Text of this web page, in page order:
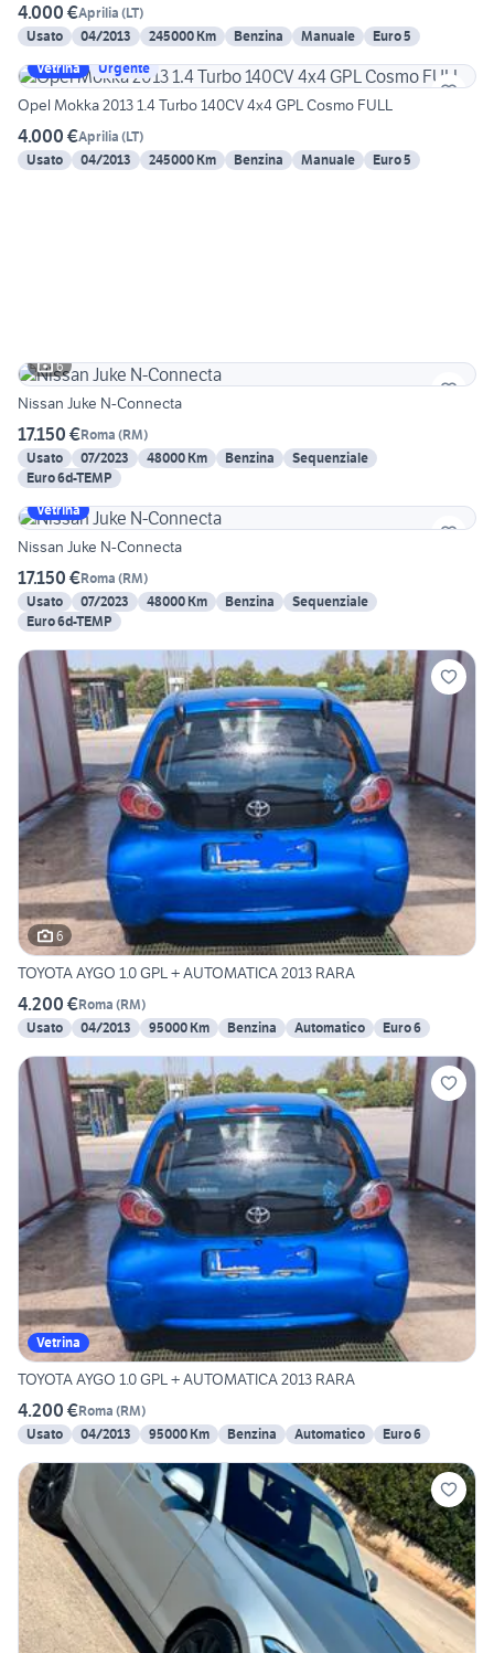
4.000 €Aprilia (LT)
Usato
04/2013 245000 Km Benzina Manuale
Euro 5
Vetrina
Urgente
Opel Mokka 2013 1.4 Turbo 140CV 4x4 GPL Cosmo FULL
4.000 €Aprilia (LT)
Usato
04/2013 245000 Km Benzina Manuale Euro 5
6
Nissan Juke N-Connecta
17.150 €Roma (RM)
Usato
07/2023 48000 Km Benzina
Sequenziale
Euro 6d-TEMP
Vetrina
Nissan Juke N-Connecta
17.150 €Roma (RM)
Usato
07/2023 48000 Km Benzina
Sequenziale
Euro 6d-TEMP
6
TOYOTA AYGO 1.0 GPL + AUTOMATICA 2013 RARA
4.200 €Roma (RM)
Usato
04/2013 95000 Km Benzina Automatico Euro 6
Vetrina
TOYOTA AYGO 1.0 GPL + AUTOMATICA 2013 RARA
4.200 €Roma (RM)
Usato
04/2013 95000 Km Benzina Automatico Euro 6